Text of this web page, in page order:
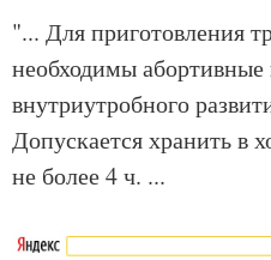
"... Для приготовления
необходимы
внутриутробного
Допускается хранить в
не более 4 ч. ...